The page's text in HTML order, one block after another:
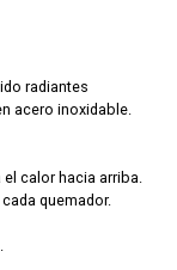
radiantes
acero inoxidable.
calor hacia arriba.
quemador.